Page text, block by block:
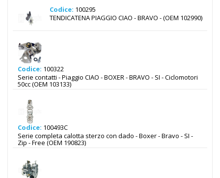
Codice: 100295
TENDICATENA PIAGGIO CIAO - BRAVO - (OEM 102990)
Codice: 100322
Serie contatti - Piaggio CIAO - BOXER - BRAVO - SI - Ciclomotori
50cc (OEM 103133)
Codice: 100493C
Serie completa calotta sterzo con dado - Boxer - Bravo - SI -
Zip - Free (OEM 190823)